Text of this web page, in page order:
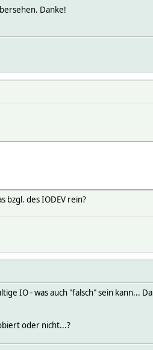
Danke!
bzgl. des IODEV rein?
IO - was auch "falsch" sein kann...
oder nicht...?